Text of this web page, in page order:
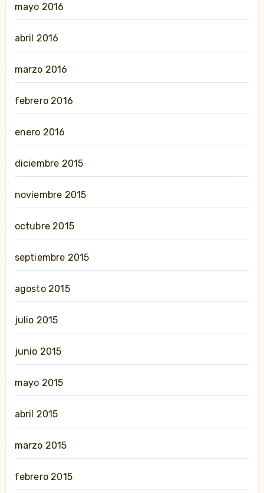
mayo 2016
abril 2016
marzo 2016
febrero 2016
enero 2016
diciembre 2015
noviembre 2015
octubre 2015
septiembre 2015
agosto 2015
julio 2015
junio 2015
mayo 2015
abril 2015
marzo 2015
febrero 2015